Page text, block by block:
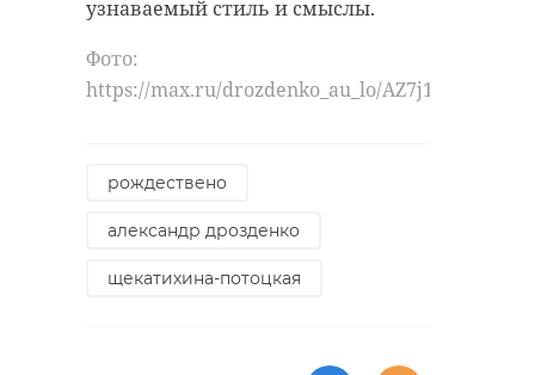
узнаваемый стиль и смыслы.
Фото:
https://max.ru/drozdenko_au_lo/AZ7j1G7ETCI
рождествено
александр дрозденко
щекатихина-потоцкая